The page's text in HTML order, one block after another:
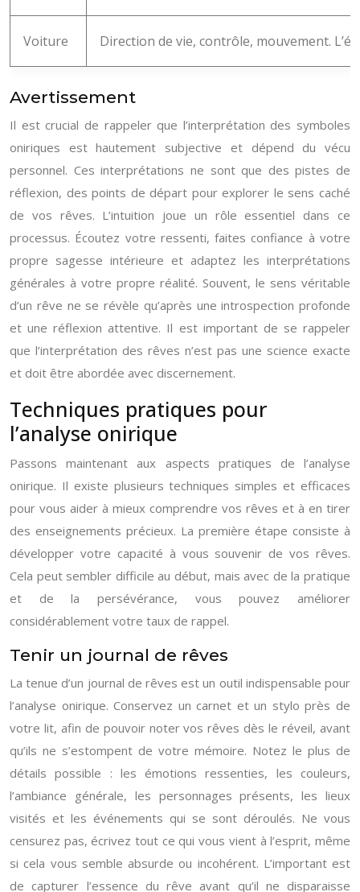
Voiture Direction de vie, contrôle, mouvement.
Avertissement
Il est crucial de rappeler que l’interprétation des symboles
oniriques est hautement subjective et dépend du vécu
personnel. Ces interprétations ne sont que des pistes de
réflexion, des points de départ pour explorer le sens caché
de vos rêves. L’intuition joue un rôle essentiel dans ce
processus. Écoutez votre ressenti, faites confiance à votre
propre sagesse intérieure et adaptez les interprétations
générales à votre propre réalité. Souvent, le sens véritable
d’un rêve ne se révèle qu’après une introspection profonde
et une réflexion attentive. Il est important de se rappeler
que l’interprétation des rêves n’est pas une science exacte
et doit être abordée avec discernement.
Techniques pratiques pour
l’analyse onirique
Passons maintenant aux aspects pratiques de l’analyse
onirique. Il existe plusieurs techniques simples et efficaces
pour vous aider à mieux comprendre vos rêves et à en tirer
des enseignements précieux. La première étape consiste à
développer votre capacité à vous souvenir de vos rêves.
Cela peut sembler difficile au début, mais avec de la pratique
et de la persévérance, vous pouvez améliorer
considérablement votre taux de rappel.
Tenir un journal de rêves
La tenue d’un journal de rêves est un outil indispensable pour
l’analyse onirique. Conservez un carnet et un stylo près de
votre lit, afin de pouvoir noter vos rêves dès le réveil, avant
qu’ils ne s’estompent de votre mémoire. Notez le plus de
détails possible : les émotions ressenties, les couleurs,
l’ambiance générale, les personnages présents, les lieux
visités et les événements qui se sont déroulés. Ne vous
censurez pas, écrivez tout ce qui vous vient à l’esprit, même
si cela vous semble absurde ou incohérent. L’important est
de capturer l’essence du rêve avant qu’il ne disparaisse